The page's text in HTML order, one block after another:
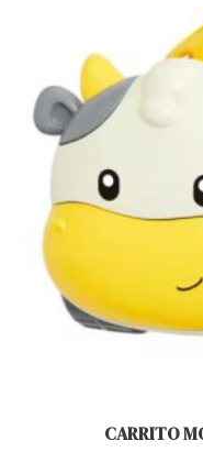
CARRITO